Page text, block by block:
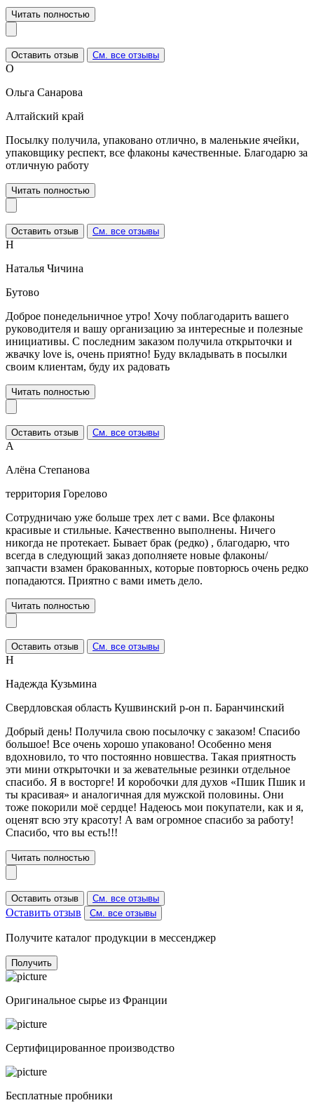
Читать полностью
Оставить отзыв См. все отзывы
О
Ольга Санарова
Алтайский край
Посылку получила, упаковано отлично, в маленькие ячейки,
упаковщику респект, все флаконы качественные. Благодарю за
отличную работу
Читать полностью
Оставить отзыв См. все отзывы
Н
Наталья Чичина
Бутово
Доброе понедельничное утро! Хочу поблагодарить вашего
руководителя и вашу организацию за интересные и полезные
инициативы. С последним заказом получила открыточки и
жвачку love is, очень приятно! Буду вкладывать в посылки
своим клиентам, буду их радовать
Читать полностью
Оставить отзыв См. все отзывы
А
Алёна Степанова
территория Горелово
Сотрудничаю уже больше трех лет с вами. Все флаконы
красивые и стильные. Качественно выполнены. Ничего
никогда не протекает. Бывает брак (редко) , благодарю, что
всегда в следующий заказ дополняете новые флаконы/
запчасти взамен бракованных, которые повторюсь очень редко
попадаются. Приятно с вами иметь дело.
Читать полностью
Оставить отзыв См. все отзывы
Н
Надежда Кузьмина
Свердловская область Кушвинский р-он п. Баранчинский
Добрый день! Получила свою посылочку с заказом! Спасибо
большое! Все очень хорошо упаковано! Особенно меня
вдохновило, то что постоянно новшества. Такая приятность
эти мини открыточки и за жевательные резинки отдельное
спасибо. Я в восторге! И коробочки для духов «Пшик Пшик и
ты красивая» и аналогичная для мужской половины. Они
тоже покорили моё сердце! Надеюсь мои покупатели, как и я,
оценят всю эту красоту! А вам огромное спасибо за работу!
Спасибо, что вы есть!!!
Читать полностью
Оставить отзыв См. все отзывы
Оставить отзыв См. все отзывы
Получите каталог продукции в мессенджер
Получить
Оригинальное сырье из Франции
Сертифицированное производство
Бесплатные пробники